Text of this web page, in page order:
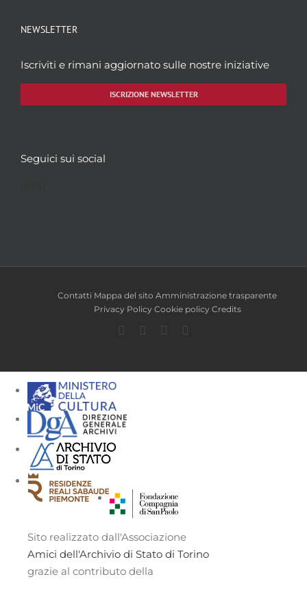
NEWSLETTER
Iscriviti e rimani aggiornato sulle nostre iniziative
ISCRIZIONE NEWSLETTER
Seguici sui social
Contatti Mappa del sito Amministrazione trasparente
Privacy Policy Cookie policy Credits
Facebook
TwitterYouTube
Sito realizzato dall'Associazione
Amici dell'Archivio di Stato di Torino
grazie al contributo della